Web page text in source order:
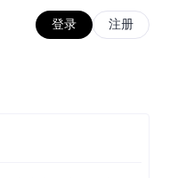
登录 注册